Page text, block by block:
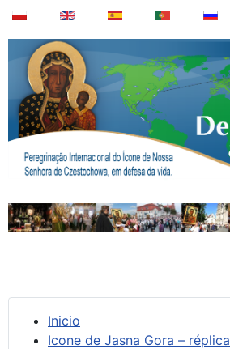
Inicio
Icone de Jasna Gora – réplica